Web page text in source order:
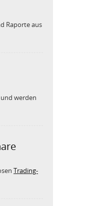
Raporte aus
werden
Trading-